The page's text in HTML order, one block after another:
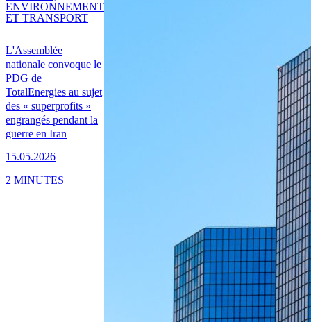
L'Assemblée
nationale convoque le
PDG de
TotalEnergies au sujet
des « superprofits »
engrangés pendant la
guerre en Iran
15.05.2026
ENVIRONNEMENT
ET TRANSPORT
2 MINUTES